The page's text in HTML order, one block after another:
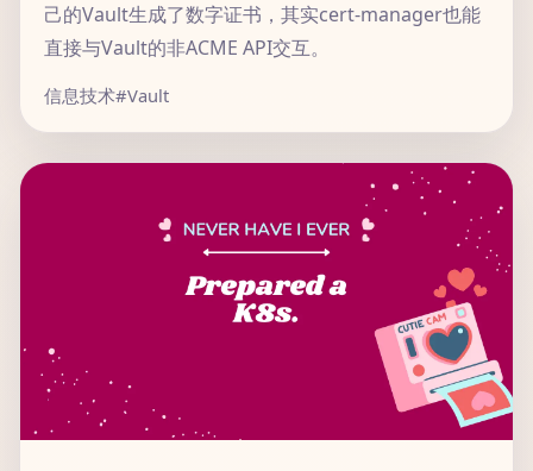
己的Vault生成了数字证书，其实cert-manager也能
直接与Vault的非ACME API交互。
信息技术#Vault